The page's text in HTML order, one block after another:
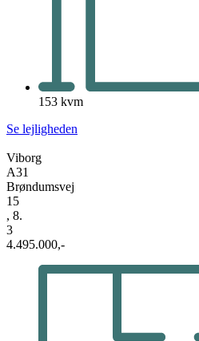
153 kvm
Se lejligheden
Viborg
A31
Brøndumsvej
15
, 8.
3
4.495.000,-